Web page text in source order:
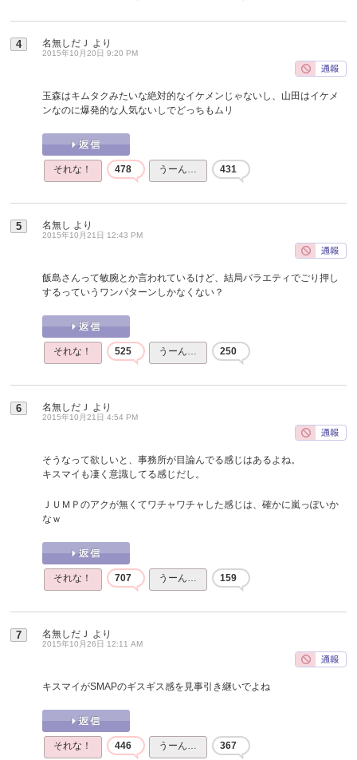
4 名無しだＪ より
2015年10月20日 9:20 PM
玉森はキムタクみたいな絶対的なイケメンじゃないし、山田はイケメ
ンなのに爆発的な人気ないしでどっちもムリ
それな！ 478 うーん… 431
5 名無し より
2015年10月21日 12:43 PM
飯島さんって敏腕とか言われているけど、結局バラエティでごり押し
するっていうワンパターンしかなくない？
それな！ 525 うーん… 250
6 名無しだＪ より
2015年10月21日 4:54 PM
そうなって欲しいと、事務所が目論んでる感じはあるよね。
キスマイも凄く意識してる感じだし。
ＪＵＭＰのアクが無くてワチャワチャした感じは、確かに嵐っぽいか
なｗ
それな！ 707 うーん… 159
7 名無しだＪ より
2015年10月26日 12:11 AM
キスマイがSMAPのギスギス感を見事引き継いでよね
それな！ 446 うーん… 367